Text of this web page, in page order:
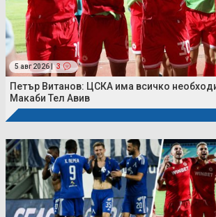
5 авг 2026 | 3
Петър Витанов: ЦСКА има всичко
Макаби Тел Авив